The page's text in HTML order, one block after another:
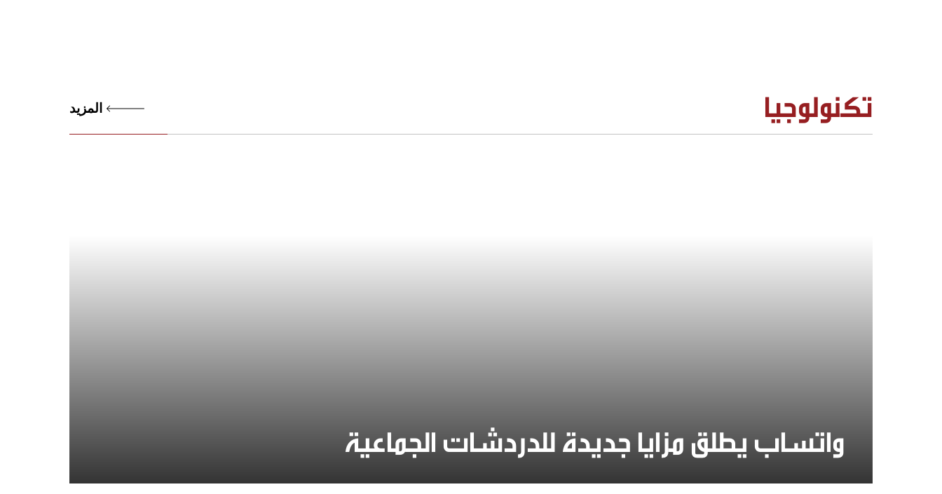
تكنولوجيا المزيد
واتساب يطلق مزايا جديدة للدردشات الجماعية